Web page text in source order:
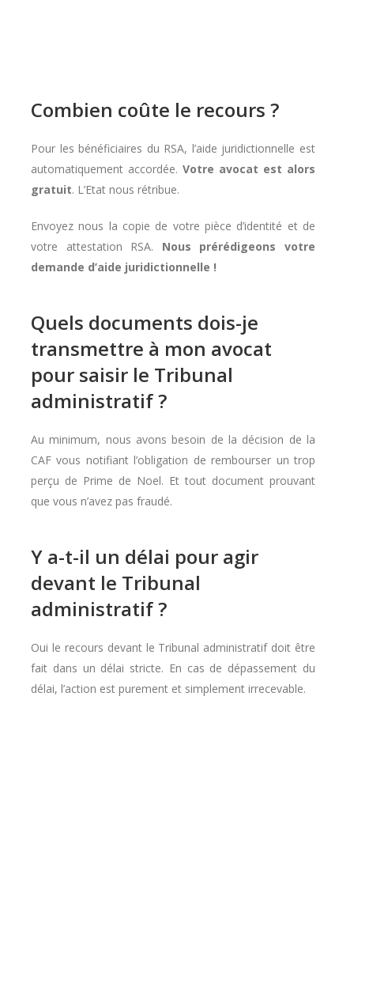
Combien coûte le recours ?
Pour les bénéficiaires du RSA, l’aide juridictionnelle est
automatiquement accordée. Votre avocat est alors
gratuit. L’Etat nous rétribue.
Envoyez nous la copie de votre pièce d’identité et de
votre attestation RSA. Nous prérédigeons votre
demande d’aide juridictionnelle !
Quels documents dois-je
transmettre à mon avocat
pour saisir le Tribunal
administratif ?
Au minimum, nous avons besoin de la décision de la
CAF vous notifiant l’obligation de rembourser un trop
perçu de Prime de Noel. Et tout document prouvant
que vous n’avez pas fraudé.
Y a-t-il un délai pour agir
devant le Tribunal
administratif ?
Oui le recours devant le Tribunal administratif doit être
fait dans un délai stricte. En cas de dépassement du
délai, l’action est purement et simplement irrecevable.